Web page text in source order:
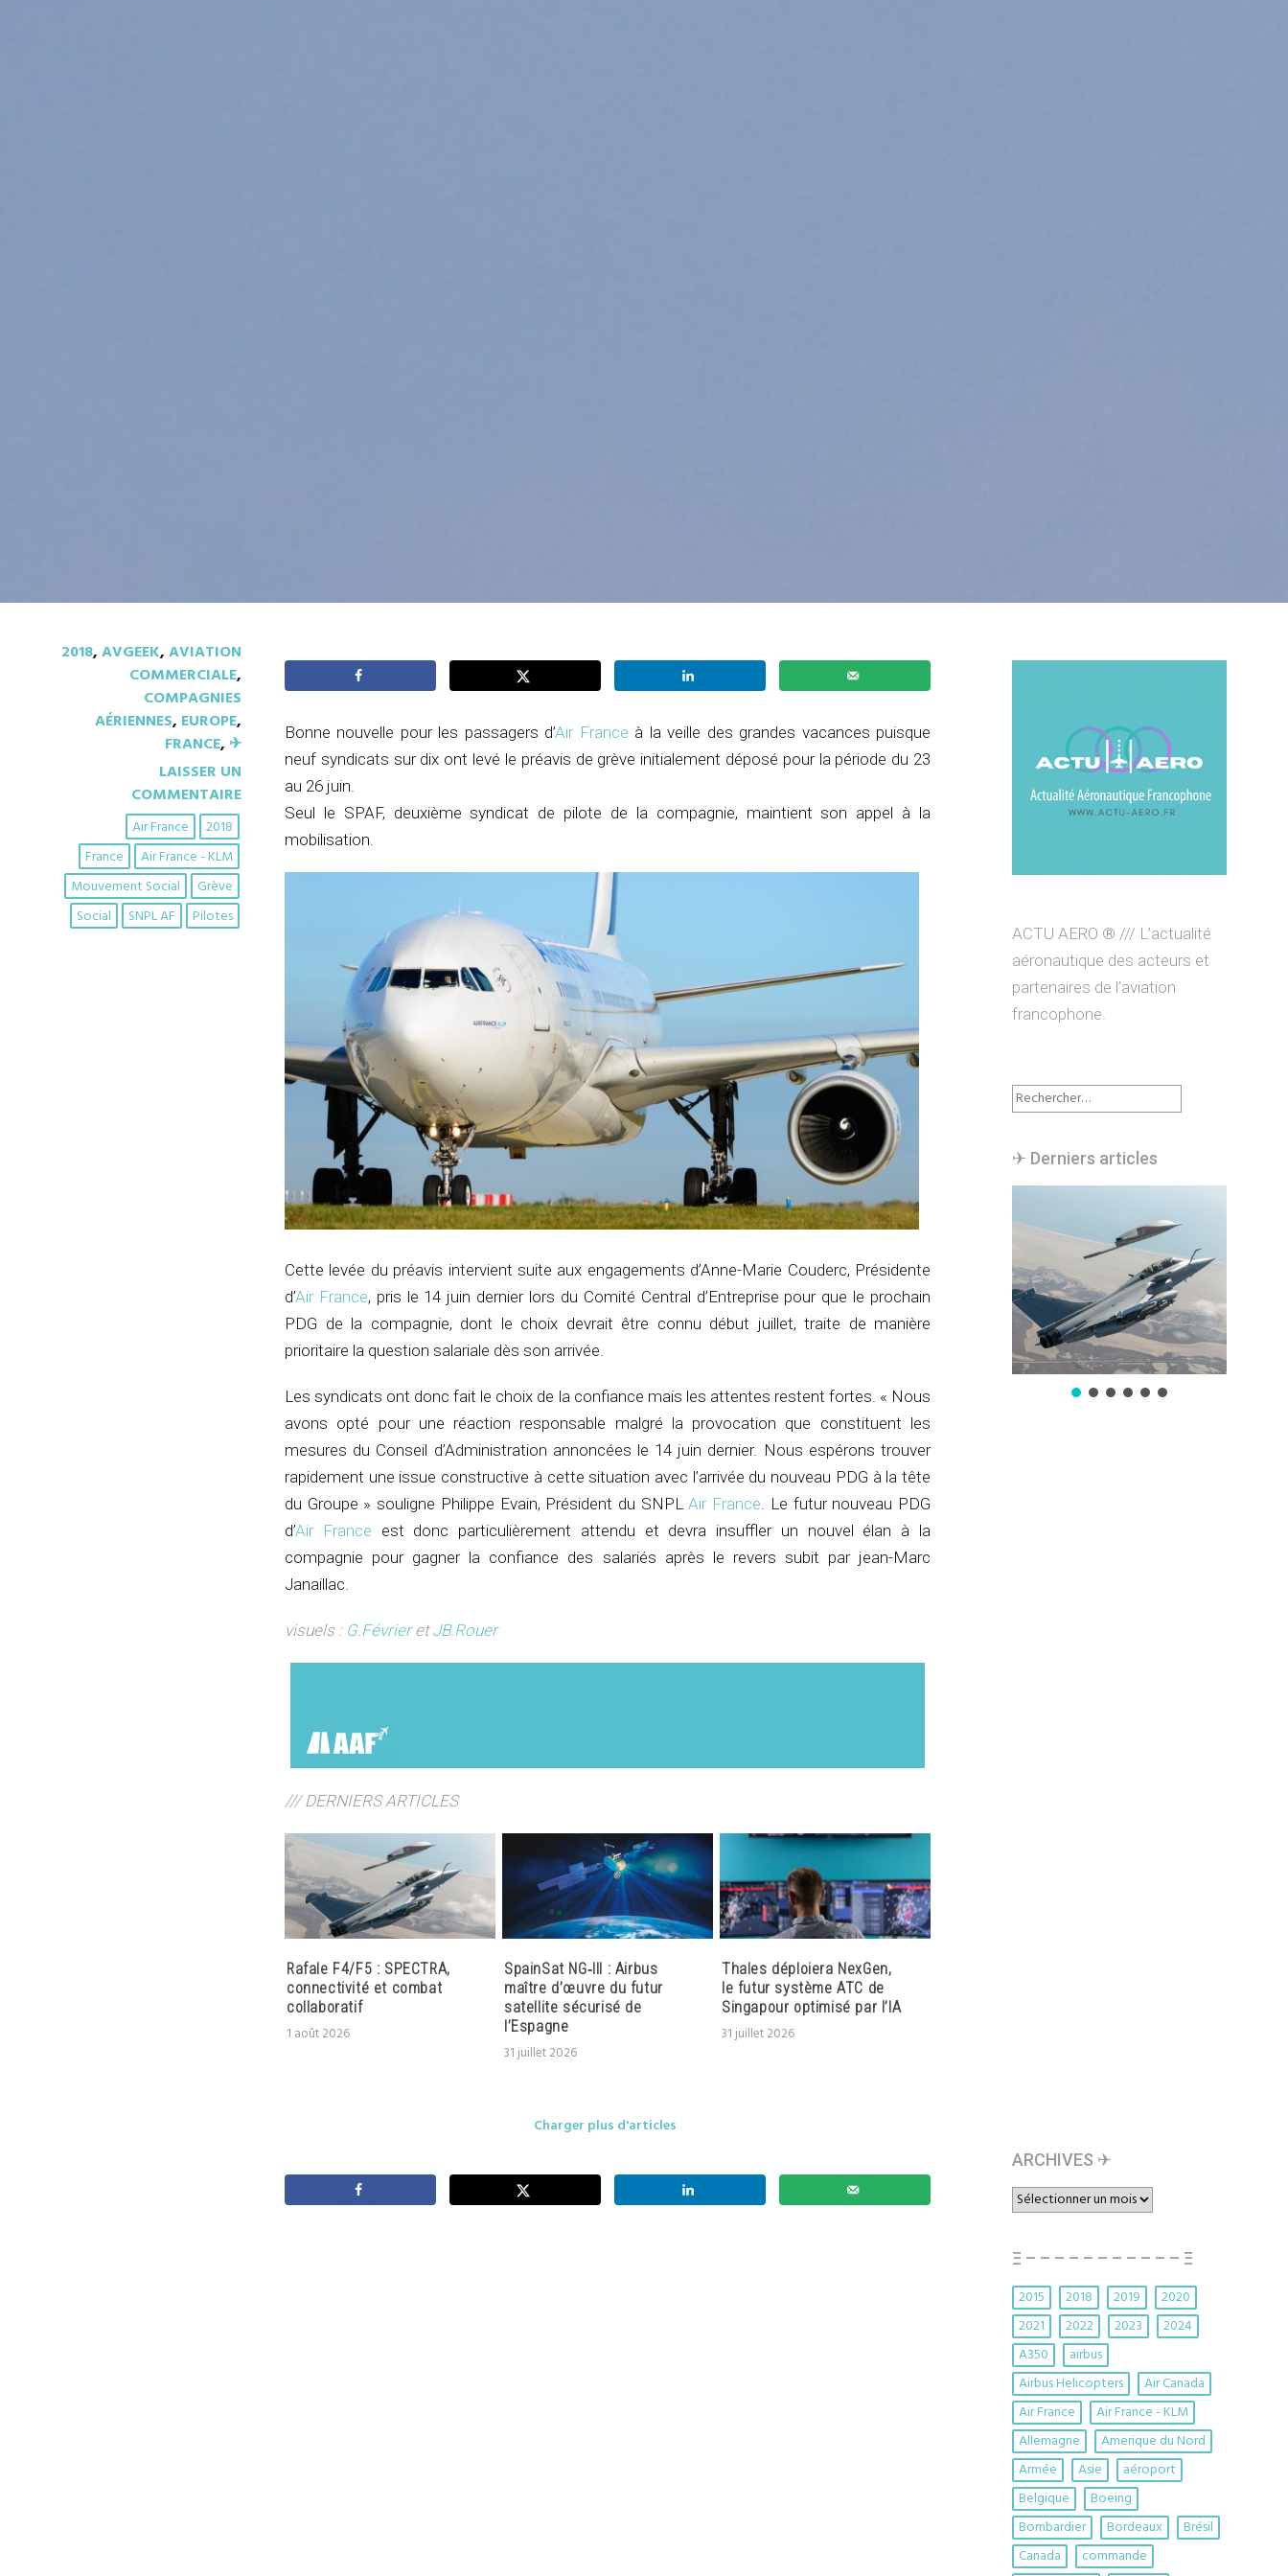
2018,AVGEEK,AVIATION
COMMERCIALE,
COMPAGNIES
AÉRIENNES, EUROPE,
FRANCE, ✈︎
LAISSER UN
COMMENTAIRE
2018
Air France
Air France - KLM
France
Grève
Mouvement Social
Pilotes
SNPL AF
Social
Bonne nouvelle pour les passagers d’Air France à la veille des grandes vacances puisque
neuf syndicats sur dix ont levé le préavis de grève initialement déposé pour la période du 23
au 26 juin.
Seul le SPAF, deuxième syndicat de pilote de la compagnie, maintient son appel à la
mobilisation.
Cette levée du préavis intervient suite aux engagements d’Anne-Marie Couderc, Présidente
d’Air France, pris le 14 juin dernier lors du Comité Central d’Entreprise pour que le prochain
PDG de la compagnie, dont le choix devrait être connu début juillet, traite de manière
prioritaire la question salariale dès son arrivée.
Les syndicats ont donc fait le choix de la confiance mais les attentes restent fortes. « Nous
avons opté pour une réaction responsable malgré la provocation que constituent les
mesures du Conseil d’Administration annoncées le 14 juin dernier. Nous espérons trouver
rapidement une issue constructive à cette situation avec l’arrivée du nouveau PDG à la tête
du Groupe » souligne Philippe Evain, Président du SNPLAir France . Le futur nouveau PDG
d’Air France est donc particulièrement attendu et devra insuffler un nouvel élan à la
compagnie pour gagner la confiance des salariés après le revers subit par jean-Marc
Janaillac.
visuels : G.FévrieretJB.Rouer
/// DERNIERS ARTICLES
Rafale F4/F5 : SPECTRA,
connectivité et combat
collaboratif
1 août 2026
SpainSat NG‑III : Airbus
maître d’œuvre du futur
satellite sécurisé de
l’Espagne
31 juillet 2026
Thales déploiera NexGen,
le futur système ATC de
Singapour optimisé par l’IA
31 juillet 2026
Charger plus d'articles
ACTU AERO ® /// L’actualité
aéronautique des acteurs et
partenaires de l’aviation
francophone.
Rechercher :
✈︎ Derniers articles
ARCHIVES ✈︎
ARCHIVES
✈︎
Ξ – – – – – – – – – – – Ξ
2015 2018 2019
2020
2021
2022 2023
2024
A350
airbus
Airbus Helicopters
Air Canada
Air France
Air France - KLM
Allemagne
Amerique du Nord
Armée
Asie
aéroport
Belgique
Boeing
Bombardier
Bordeaux
Brésil
Canada
commande